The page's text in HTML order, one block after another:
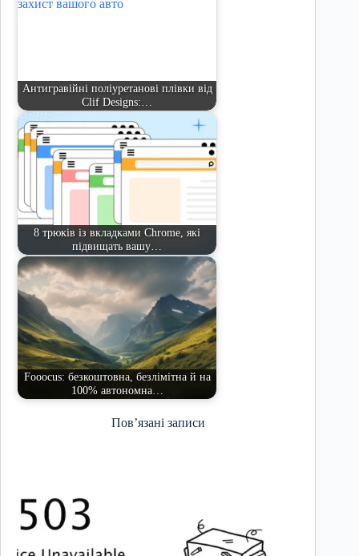
Антигравійні поліуретанові плівки від
Clif Designs:…
8 трюків із вкладками Chrome, які
підвищать вашу…
Fooocus: безкоштовна, безлімітна й на
100% автономна…
Пов’язані записи